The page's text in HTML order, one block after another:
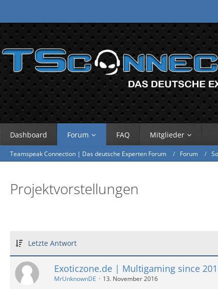
Dashboard Forum FAQ Mitglieder
Teamspeak Connection | Das deutsche Experten Forum Forum
Projektvorstellungen
Letzte Antwort
Exoticzone.de | Multigaming since
MrUnknownDE 13. November 2016